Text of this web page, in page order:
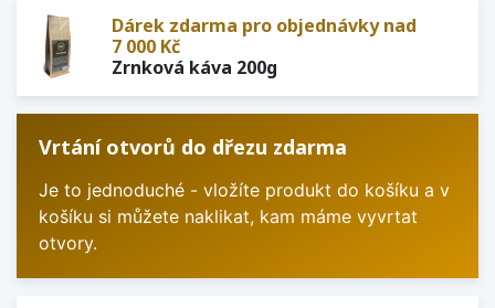
Dárek zdarma pro objednávky nad
7 000 Kč
Zrnková káva 200g
Vrtání otvorů do dřezu zdarma
Je to jednoduché - vložíte produkt do košíku a v
košíku si můžete naklikat, kam máme vyvrtat
otvory.